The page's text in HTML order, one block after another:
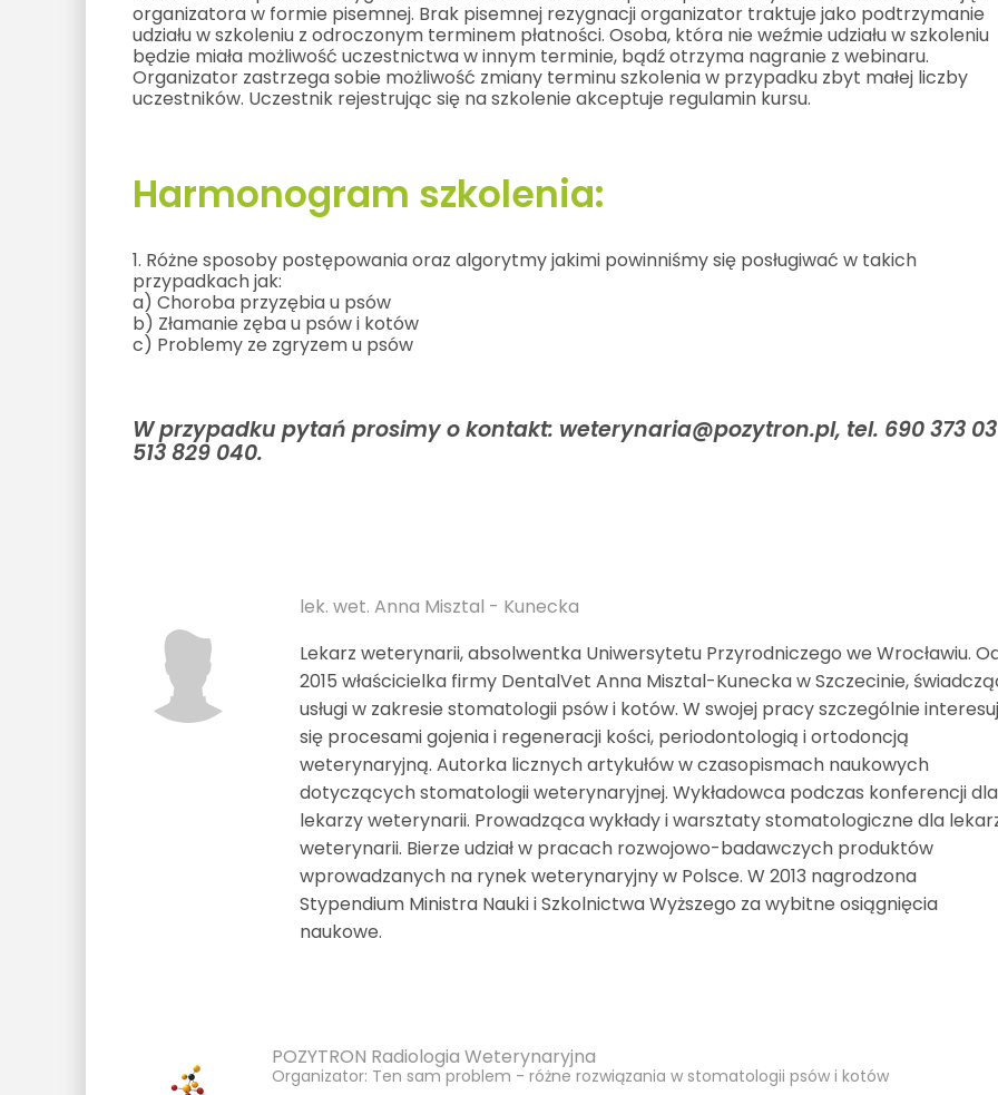
organizatora w formie pisemnej. Brak pisemnej rezygnacji organizator traktuje jako podtrzymanie
udziału w szkoleniu z odroczonym terminem płatności. Osoba, która nie weźmie udziału w szkoleniu
będzie miała możliwość uczestnictwa w innym terminie, bądź otrzyma nagranie z webinaru.
Organizator zastrzega sobie możliwość zmiany terminu szkolenia w przypadku zbyt małej liczby
uczestników. Uczestnik rejestrując się na szkolenie akceptuje regulamin kursu.
Harmonogram szkolenia:
1. Różne sposoby postępowania oraz algorytmy jakimi powinniśmy się posługiwać w takich
przypadkach jak:
a) Choroba przyzębia u psów
b) Złamanie zęba u psów i kotów
c) Problemy ze zgryzem u psów
W przypadku pytań prosimy o kontakt: weterynaria@pozytron.pl, tel. 690 373
513 829 040.
lek. wet. Anna Misztal - Kunecka
Lekarz weterynarii, absolwentka Uniwersytetu Przyrodniczego we Wrocławiu.
2015 właścicielka firmy DentalVet Anna Misztal-Kunecka w Szczecinie,
usługi w zakresie stomatologii psów i kotów. W swojej pracy szczególnie
się procesami gojenia i regeneracji kości, periodontologią i ortodoncją
weterynaryjną. Autorka licznych artykułów w czasopismach naukowych
dotyczących stomatologii weterynaryjnej. Wykładowca podczas konferencji dla
lekarzy weterynarii. Prowadząca wykłady i warsztaty stomatologiczne dla
weterynarii. Bierze udział w pracach rozwojowo-badawczych produktów
wprowadzanych na rynek weterynaryjny w Polsce. W 2013 nagrodzona
Stypendium Ministra Nauki i Szkolnictwa Wyższego za wybitne osiągnięcia
naukowe.
POZYTRON Radiologia Weterynaryjna
Organizator: Ten sam problem - różne rozwiązania w stomatologii psów i kotów